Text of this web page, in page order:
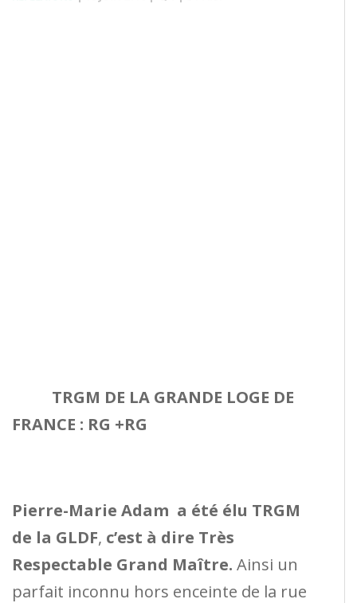
TRGM DE LA GRANDE LOGE DE
FRANCE : RG +RG
Pierre-Marie Adam a été élu TRGM
de la GLDF, c’est à dire Très
Respectable Grand Maître. Ainsi un
parfait inconnu hors enceinte de la rue